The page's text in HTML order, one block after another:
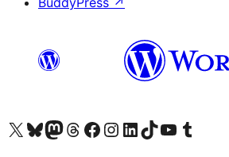
Visita nuestra cuenta de X (anteriormente Twitter)
Visita nuestra cuenta de Bluesky
Visita nuestra cuenta de Mastodon
Visita nuestra cuenta de Threads
Visita nuestra página de Facebook
Visita nuestra cuenta de Instagram
Visita nuestra cuenta de LinkedIn
Visita nuestra cuenta de TikTok
Visita nuestro canal de YouTube
Visita nuestra cuenta de Tumblr